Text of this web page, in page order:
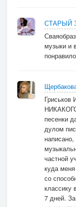
СТАРЫЙ
музыки и
песенки
дулом
частной
куда меня
со
классику
7 дней.